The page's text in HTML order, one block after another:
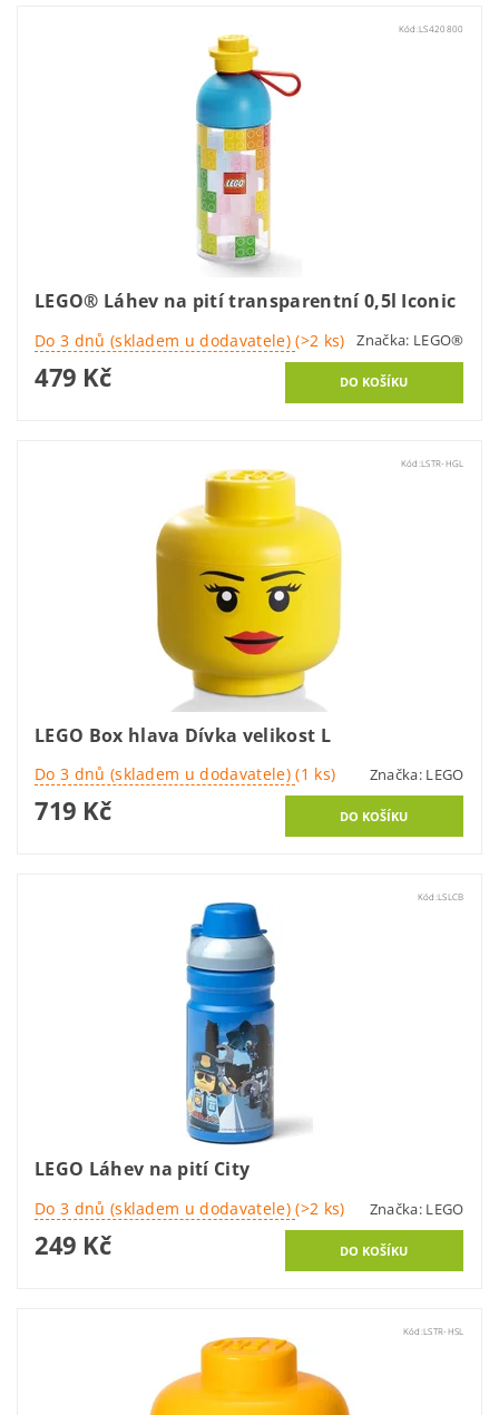
Kód: LS420800
LEGO® Láhev na pití transparentní 0,5l Iconic
Do 3 dnů (skladem u dodavatele)(>2 ks) Značka: LEGO®
479 Kč
Kód: LSTR-HGL
LEGO Box hlava Dívka velikost L
Do 3 dnů (skladem u dodavatele)(1 ks) Značka: LEGO
719 Kč
Kód:LSLCB
LEGO Láhev na pití City
Do 3 dnů (skladem u dodavatele)(>2 ks) Značka: LEGO
249 Kč
Kód: LSTR-HSL